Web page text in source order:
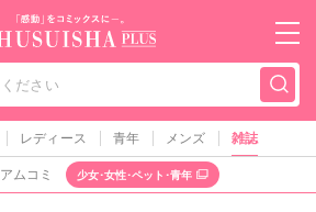
秋水社PLUS（テ
レディース 青年 メンズ 雑誌
アムコミ 少女･女性･ペット･青年